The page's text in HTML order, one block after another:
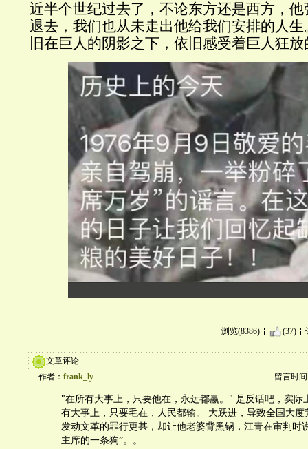
近半个世纪过去了，不论东方还是西方，
退去，我们也从未走出他给我们安排的人
旧在巨人的阴影之下，依旧感受着巨人狂
浏览(8386) (37)
文章评论
作者： frank_ly 留言时间
"在所有大事上，只要他在，永远都赢。" 是反话吧，实际
有大事上，只要毛在，人民都输。 大跃进，导致全国大度
发动文革的罪行更甚，却让他老婆背黑锅，江青在审判时
主席的一条狗”。。